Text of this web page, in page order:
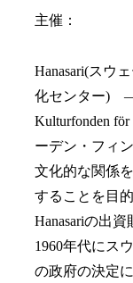
主催：
Hanasari(スウ
化センター)
Kulturfonden för
ーデン・フィ
文化的な関係
することを目
Hanasariの出資
1960年代にス
の政府の決定